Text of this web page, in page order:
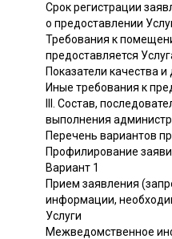
Срок регистрации
о предоставлении
Требования к
предоставляется
Показатели качества и
Иные требования к
III. Состав,
выполнения
Перечень вариантов
Профилирование
Вариант 1
Прием заявления
информации,
Услуги
Межведомственное